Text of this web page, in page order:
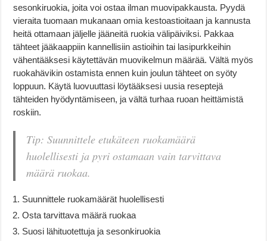
sesonkiruokia, joita voi ostaa ilman muovipakkausta. Pyydä
vieraita tuomaan mukanaan omia kestoastioitaan ja kannusta
heitä ottamaan jäljelle jääneitä ruokia välipäiviksi. Pakkaa
tähteet jääkaappiin kannellisiin astioihin tai lasipurkkeihin
vähentääksesi käytettävän muovikelmun määrää. Vältä myös
ruokahävikin ostamista ennen kuin joulun tähteet on syöty
loppuun. Käytä luovuuttasi löytääksesi uusia reseptejä
tähteiden hyödyntämiseen, ja vältä turhaa ruoan heittämistä
roskiin.
Tip: Suunnittele etukäteen ruokamäärä
huolellisesti ja pyri ostamaan vain tarvittava
määrä ruokaa.
Suunnittele ruokamäärät huolellisesti
Osta tarvittava määrä ruokaa
Suosi lähituotettuja ja sesonkiruokia